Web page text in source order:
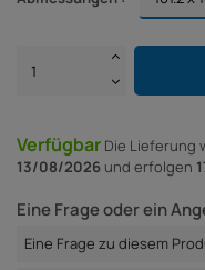
Verfügbar Die Lieferung
13/08/2026 und erfolgen
Eine Frage oder ein
Eine Frage zu diesem